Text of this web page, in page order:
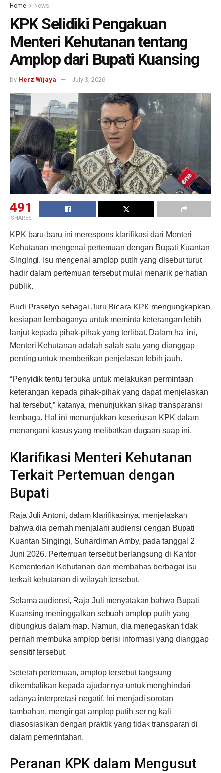
Home News
KPK Selidiki Pengakuan
Menteri Kehutanan tentang
Amplop dari Bupati Kuansing
by Herz Wijaya July 3, 2026
491
SHARES
KPK baru-baru ini merespons klarifikasi dari Menteri
Kehutanan mengenai pertemuan dengan Bupati Kuantan
Singingi. Isu mengenai amplop putih yang disebut turut
hadir dalam pertemuan tersebut mulai menarik perhatian
publik.
Budi Prasetyo sebagai Juru Bicara KPK mengungkapkan
kesiapan lembaganya untuk meminta keterangan lebih
lanjut kepada pihak-pihak yang terlibat. Dalam hal ini,
Menteri Kehutanan adalah salah satu yang dianggap
penting untuk memberikan penjelasan lebih jauh.
“Penyidik tentu terbuka untuk melakukan permintaan
keterangan kepada pihak-pihak yang dapat menjelaskan
hal tersebut,” katanya, menunjukkan sikap transparansi
lembaga. Hal ini menunjukkan keseriusan KPK dalam
menangani kasus yang melibatkan dugaan suap ini.
Klarifikasi Menteri Kehutanan
Terkait Pertemuan dengan
Bupati
Raja Juli Antoni, dalam klarifikasinya, menjelaskan
bahwa dia pernah menjalani audiensi dengan Bupati
Kuantan Singingi, Suhardiman Amby, pada tanggal 2
Juni 2026. Pertemuan tersebut berlangsung di Kantor
Kementerian Kehutanan dan membahas berbagai isu
terkait kehutanan di wilayah tersebut.
Selama audiensi, Raja Juli menyatakan bahwa Bupati
Kuansing meninggalkan sebuah amplop putih yang
dibungkus dalam map. Namun, dia menegaskan tidak
pernah membuka amplop berisi informasi yang dianggap
sensitif tersebut.
Setelah pertemuan, amplop tersebut langsung
dikembalikan kepada ajudannya untuk menghindari
adanya interpretasi negatif. Ini menjadi sorotan
tambahan, mengingat amplop putih sering kali
diasosiasikan dengan praktik yang tidak transparan di
dalam pemerintahan.
Peranan KPK dalam Mengusut